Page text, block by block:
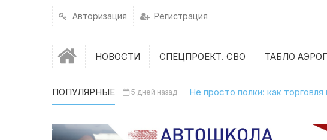
Авторизация Регистрация
НОВОСТИ СПЕЦПРОЕКТ. СВО ТАБЛО
ПОПУЛЯРНЫЕ 5 дней назад Не просто полки: как